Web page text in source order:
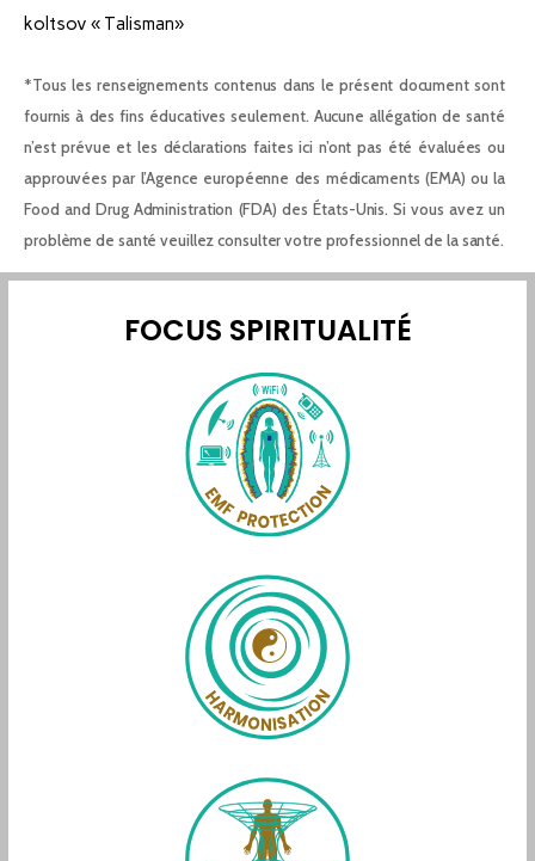
koltsov « Talisman»
*Tous les renseignements contenus dans le présent document sont
fournis à des fins éducatives seulement. Aucune allégation de santé
n’est prévue et les déclarations faites ici n’ont pas été évaluées ou
approuvées par l’Agence européenne des médicaments (EMA) ou la
Food and Drug Administration (FDA) des États-Unis. Si vous avez un
problème de santé veuillez consulter votre professionnel de la santé.
FOCUS SPIRITUALITÉ